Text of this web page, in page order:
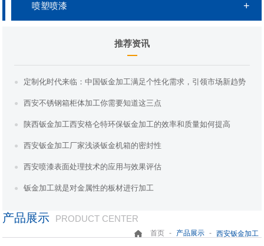
喷塑喷漆
推荐资讯
定制化时代来临：中国钣金加工满足个性化需求，引领市场新趋势
西安不锈钢箱柜体加工你需要知道这三点
陕西钣金加工西安格仑特环保钣金加工的效率和质量如何提高
西安钣金加工厂家浅谈钣金机箱的密封性
西安喷漆表面处理技术的应用与效果评估
钣金加工就是对金属性的板材进行加工
产品展示 PRODUCT CENTER
首页 - 产品展示 - 西安钣金加工